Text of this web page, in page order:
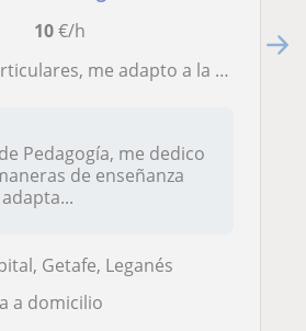
10€/h
me adapto a la necesidades del alumnado
Pedagogía, me dedico
de enseñanza
Getafe, Leganés
a domicilio